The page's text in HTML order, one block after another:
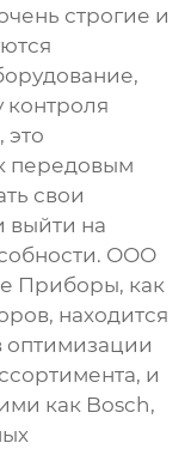
строгие и
контроля
это
передовым
свои
выйти на
ООО
Приборы, как
находится
оптимизации
и
как Bosch,